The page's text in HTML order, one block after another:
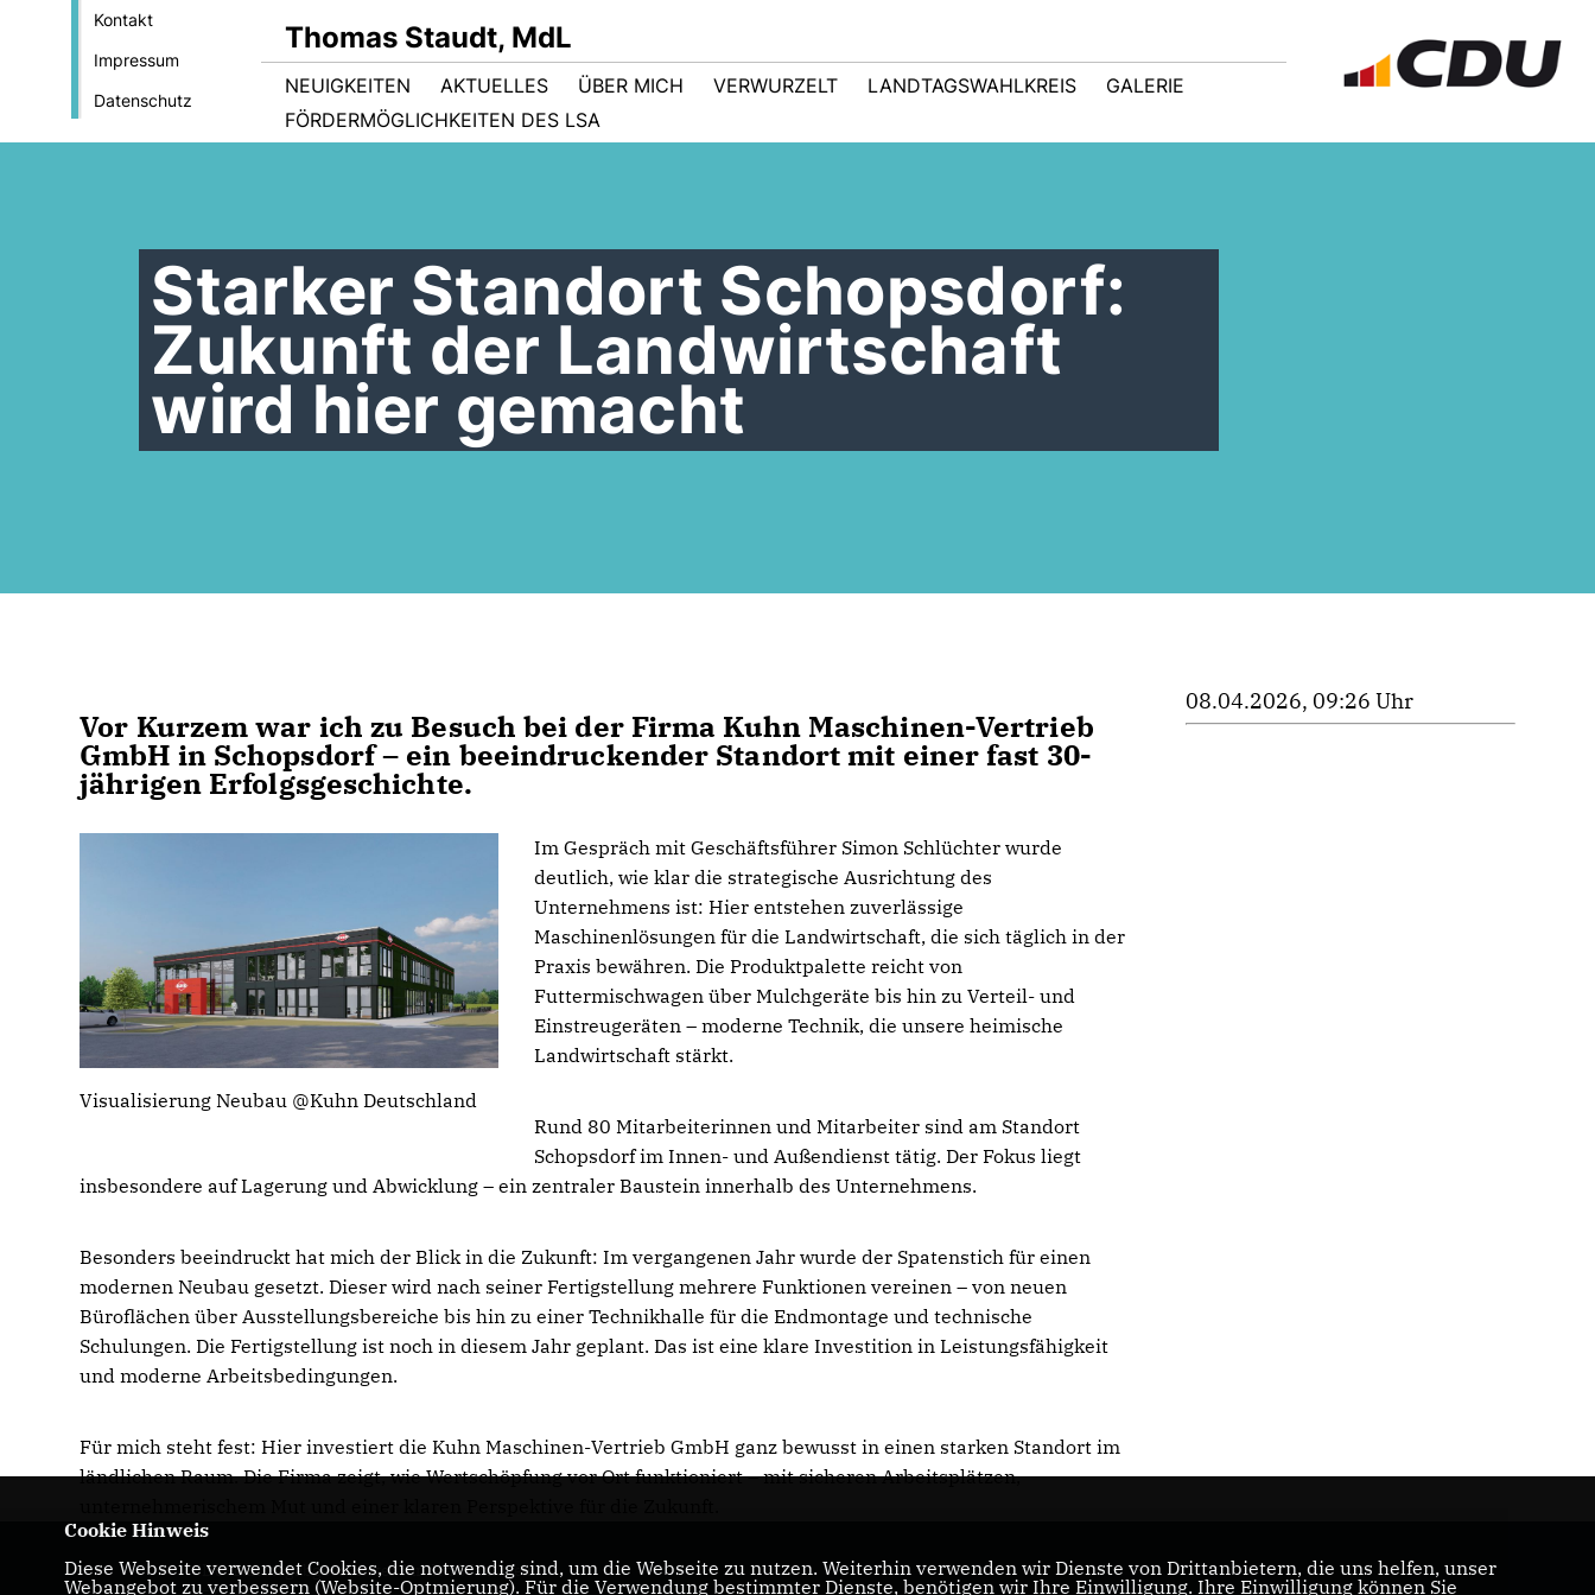
Kontakt
Impressum
Datenschutz
Thomas Staudt, MdL
NEUIGKEITEN AKTUELLES ÜBER MICH VERWURZELT LANDTAGSWAHLKREIS
GALERIE
FÖRDERMÖGLICHKEITEN DES LSA
Starker Standort Schopsdorf:
Zukunft der Landwirtschaft
wird hier gemacht
Vor Kurzem war ich zu Besuch bei der Firma Kuhn Maschinen-Vertrieb
GmbH in Schopsdorf – ein beeindruckender Standort mit einer fast 30-
jährigen Erfolgsgeschichte.
Visualisierung Neubau @Kuhn Deutschland
Im Gespräch mit Geschäftsführer Simon Schlüchter wurde
deutlich, wie klar die strategische Ausrichtung des
Unternehmens ist: Hier entstehen zuverlässige
Maschinenlösungen für die Landwirtschaft, die sich täglich in der
Praxis bewähren. Die Produktpalette reicht von
Futtermischwagen über Mulchgeräte bis hin zu Verteil- und
Einstreugeräten – moderne Technik, die unsere heimische
Landwirtschaft stärkt.
Rund 80 Mitarbeiterinnen und Mitarbeiter sind am Standort
Schopsdorf im Innen- und Außendienst tätig. Der Fokus liegt
insbesondere auf Lagerung und Abwicklung – ein zentraler Baustein innerhalb des Unternehmens.
Besonders beeindruckt hat mich der Blick in die Zukunft: Im vergangenen Jahr wurde der Spatenstich für einen
modernen Neubau gesetzt. Dieser wird nach seiner Fertigstellung mehrere Funktionen vereinen – von neuen
Büroflächen über Ausstellungsbereiche bis hin zu einer Technikhalle für die Endmontage und technische
Schulungen. Die Fertigstellung ist noch in diesem Jahr geplant. Das ist eine klare Investition in Leistungsfähigkeit
und moderne Arbeitsbedingungen.
Für mich steht fest: Hier investiert die Kuhn Maschinen-Vertrieb GmbH ganz bewusst in einen starken Standort im
ländlichen Raum. Die Firma zeigt, wie Wertschöpfung vor Ort funktioniert – mit sicheren Arbeitsplätzen,
08.04.2026, 09:26 Uhr
CDU-Landtagabgeordneter für den Wahlkreis
Cookie Hinweis
Diese Webseite verwendet Cookies, die notwendig sind, um die Webseite zu nutzen. Weiterhin verwenden wir Dienste von Drittanbietern, die uns helfen, unser
Webangebot zu verbessern (Website-Optmierung). Für die Verwendung bestimmter Dienste, benötigen wir Ihre Einwilligung. Ihre Einwilligung können Sie